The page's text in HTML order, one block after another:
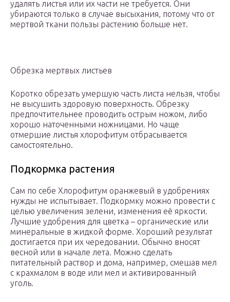
удалять листья или их части не требуется. Они
убираются только в случае высыхания, потому что от
мертвой ткани пользы растению больше нет.
Обрезка мертвых листьев
Коротко обрезать умершую часть листа нельзя, чтобы
не высушить здоровую поверхность. Обрезку
предпочтительнее проводить острым ножом, либо
хорошо наточенными ножницами. Но чаще
отмершие листья хлорофитум отбрасывается
самостоятельно.
Подкормка растения
Сам по себе Хлорофитум оранжевый в удобрениях
нужды не испытывает. Подкормку можно провести с
целью увеличения зелени, изменения её яркости.
Лучшие удобрения для цветка – органические или
минеральные в жидкой форме. Хороший результат
достигается при их чередовании. Обычно вносят
весной или в начале лета. Можно сделать
питательный раствор и дома, например, смешав мел
с крахмалом в воде или мел и активированный
уголь.